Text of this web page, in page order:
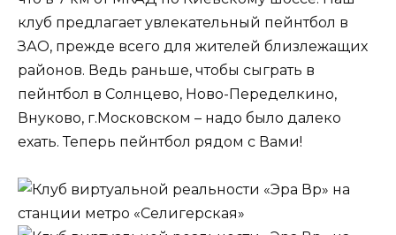
клуб предлагает увлекательный пейнтбол в
ЗАО, прежде всего для жителей близлежащих
районов. Ведь раньше, чтобы сыграть в
пейнтбол в Солнцево, Ново-Переделкино,
Внуково, г.Московском – надо было далеко
ехать. Теперь пейнтбол рядом с Вами!